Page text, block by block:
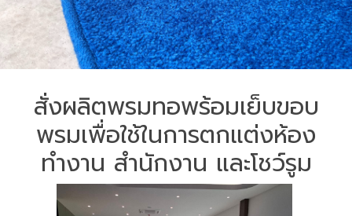
สั่งผลิตพรมทอพร้อมเย็บขอบ
พรมเพื่อใช้ในการตกแต่งห้อง
ทำงาน สำนักงาน และโชว์รูม